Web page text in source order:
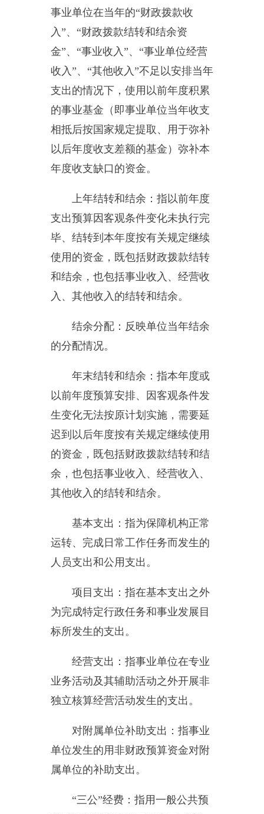
训费等支出；公务用车购置及运行
费反映单位公务用车购置费及租用
费、燃料费、维修费、过路过桥
费、保险费、安全奖励费用等支
出；公务接待费反映单位按规定开
支的各类公务接待（含外宾接待）
支出。
机关运行经费：为保障行政单
位）运行用于购买货物和服务的各
项资金，包括办公及印刷费、邮电
费、差旅费、会议费、福利费、日
常维修费、专用材料及一般设备购
置费、办公用房水电费、办公用房
取暖费、办公用房物业管理费、公
本单位支出功能分类说明。
201（类）08（款）
一般公共服务审计事务行政运行支
99（项）：指一般公共服务审计事
务其他审计事务支出。
其他有关说明内容 。
附件1：新疆乌恰县审计
局.XLS
附件2：2015年部门决算公开
三公经费表.xls
分享：
主办：新疆乌恰县人民政府办公室承办：新疆乌恰县政务服务
政府网站标识码：6530240001新公网安备65302402000101号
地 址：新疆克州乌恰县光明路1号联系电话：0908-4621030